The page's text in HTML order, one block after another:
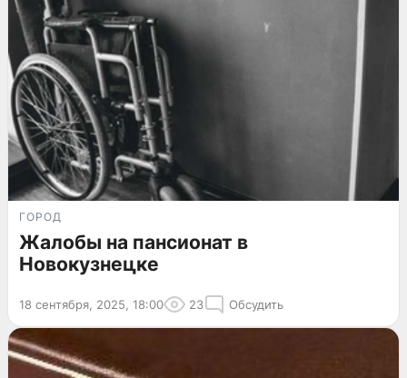
ГОРОД
Жалобы на пансионат в
Новокузнецке
18 сентября, 2025, 18:00 23 Обсудить